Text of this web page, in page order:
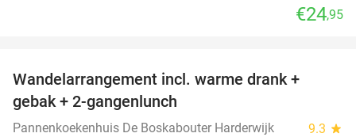
€24,95
Wandelarrangement incl. warme drank +
gebak + 2-gangenlunch
Pannenkoekenhuis De Boskabouter Harderwijk 9.3 star